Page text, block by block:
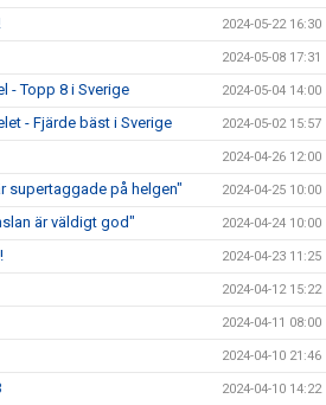
2024-05-22 16:30
2024-05-08 17:31
- Topp 8 i Sverige 2024-05-04 14:00
- Fjärde bäst i Sverige 2024-05-02 15:57
2024-04-26 12:00
supertaggade på helgen" 2024-04-25 10:00
är väldigt god" 2024-04-24 10:00
2024-04-23 11:25
2024-04-12 15:22
2024-04-11 08:00
2024-04-10 21:46
2024-04-10 14:22